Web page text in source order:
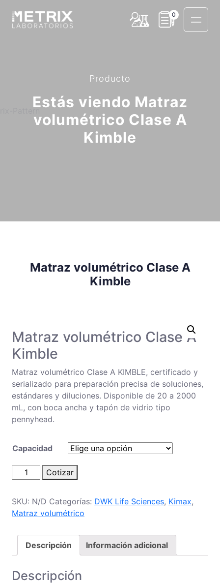
0
Producto
Estás viendo Matraz
volumétrico Clase A
Kimble
Matraz volumétrico Clase A
Kimble
Matraz volumétrico Clase A
Kimble
Matraz volumétrico Clase A KIMBLE, certificado y
serializado para preparación precisa de soluciones,
estándares y diluciones. Disponible de 20 a 2000
mL, con boca ancha y tapón de vidrio tipo
pennyhead.
Capacidad
Matraz
volumétrico
A
Kimble
Cotizar
SKU: N/D Categorías: DWK Life Sciences, Kimax,
Matraz volumétrico
Descripción Información adicional
Descripción